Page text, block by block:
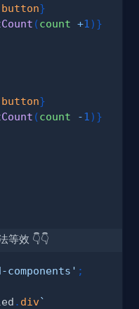
button}
(count +1 ) }
button}
(count -1 ) }
等效 👇👇
;
. div`